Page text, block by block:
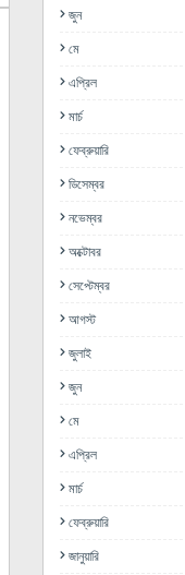
জুন
মে
এপ্রিল
মার্চ
ফেব্রুয়ারি
ডিসেম্বর
নভেম্বর
অক্টোবর
সেপ্টেম্বর
আগস্ট
জুলাই
জুন
মে
এপ্রিল
মার্চ
ফেব্রুয়ারি
জানুয়ারি